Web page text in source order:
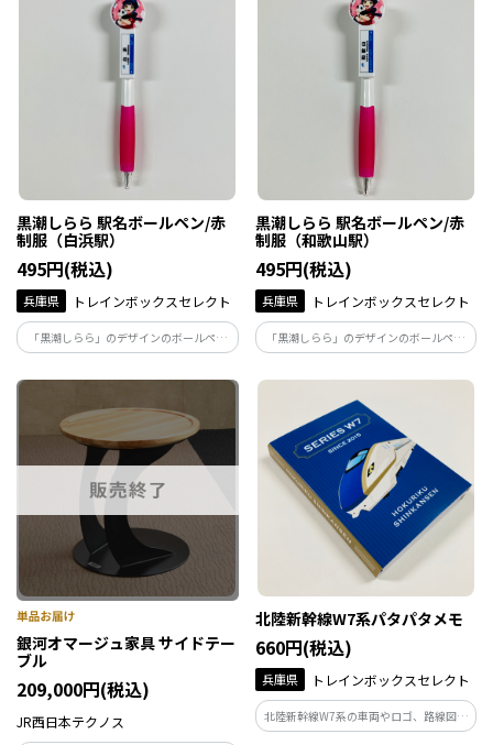
黒潮しらら 駅名ボールペン/赤
制服（白浜駅）
495円(税込)
兵庫県 トレインボックスセレクト
「黒潮しらら」のデザインのボールペン
です。/赤制服（白浜駅）※ボールペンの
芯は黒色です。
黒潮しらら 駅名ボールペン/赤
制服（和歌山駅）
495円(税込)
兵庫県 トレインボックスセレクト
「黒潮しらら」のデザインのボールペン
です。/赤制服（和歌山駅）※ボールペン
の芯は黒色です。
銀河オマージュ家具 サイドテー
ブル
209,000円(税込)
JR西日本テクノス
北陸新幹線W7系パタパタメモ
660円(税込)
兵庫県 トレインボックスセレクト
北陸新幹線W7系の車両やロゴ、路線図を
デザインしたブック型のメモ帳です。